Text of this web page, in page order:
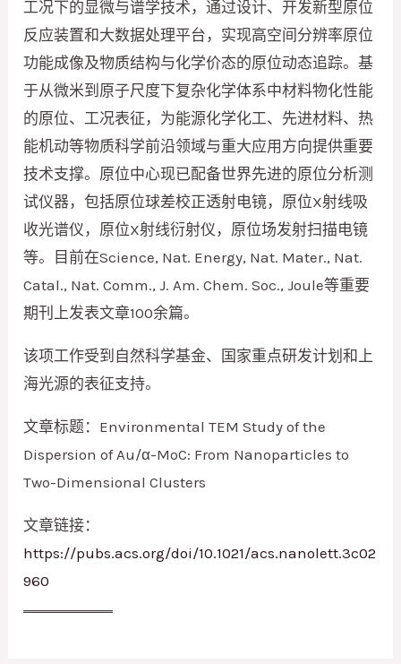
工况下的显微与谱学技术，通过设计、开发新型原位
反应装置和大数据处理平台，实现高空间分辨率原位
功能成像及物质结构与化学价态的原位动态追踪。基
于从微米到原子尺度下复杂化学体系中材料物化性能
的原位、工况表征，为能源化学化工、先进材料、热
能机动等物质科学前沿领域与重大应用方向提供重要
技术支撑。原位中心现已配备世界先进的原位分析测
试仪器，包括原位球差校正透射电镜，原位X射线吸
收光谱仪，原位X射线衍射仪，原位场发射扫描电镜
等。目前在Science, Nat. Energy, Nat. Mater., Nat.
Catal., Nat. Comm., J. Am. Chem. Soc., Joule等重要
期刊上发表文章100余篇。
该项工作受到自然科学基金、国家重点研发计划和上
海光源的表征支持。
文章标题：Environmental TEM Study of the
Dispersion of Au/α-MoC: From Nanoparticles to
Two-Dimensional Clusters
文章链接：
https://pubs.acs.org/doi/10.1021/acs.nanolett.3c02
960